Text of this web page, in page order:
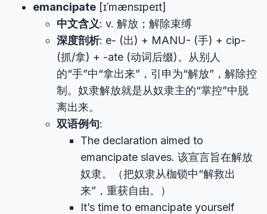
emancipate [ɪˈmænsɪpeɪt]
中文含义: v. 解放；解除束缚
深度剖析: e- (出) + MANU- (手) + cip-
(抓/拿) + -ate (动词后缀)。从别人
的“手”中“拿出来”，引申为“解放”，解除控
制。奴隶解放就是从奴隶主的“掌控”中脱
离出来。
双语例句:
The declaration aimed to
emancipate slaves. 该宣言旨在解放
奴隶。（把奴隶从枷锁中“解救出
来”，重获自由。）
It’s time to emancipate yourself